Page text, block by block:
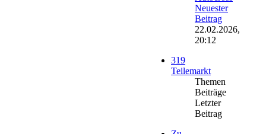
Neuester
Beitrag
22.02.2026,
20:12
319
Teilemarkt
Themen
Beiträge
Letzter
Beitrag